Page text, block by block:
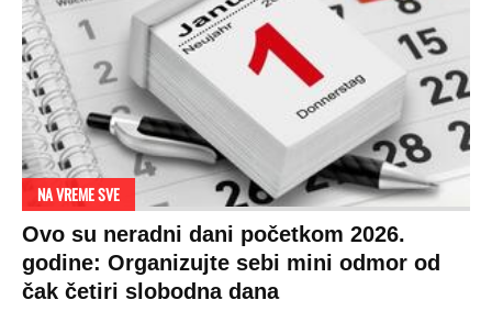
tako: "Ti si svoje srpsko izdala"